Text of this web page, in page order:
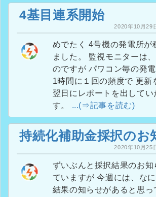
4基目連系開始
2020年10月29
めでたく 4号機の発電所が稼働し始め
ました。 監視モニターは、ソラモニな
のですが パワコン毎の発電量の監視が
1時間に１回の頻度で 更新をなされ、
翌日にレポートを出してい
す。 ...(⇒記事を読む)
持続化補助金採択のお
2020年10月25
ずいぶんと採択結果のお知
ていますが 今週には、なにかしらの
結果の知らせがあると思っ